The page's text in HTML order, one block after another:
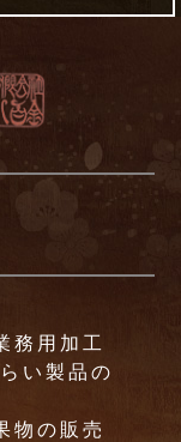
務用加工
い製品の
物の販売